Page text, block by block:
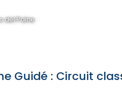
del Paine
Guidé : Circuit